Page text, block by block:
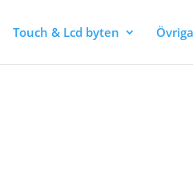
Touch & Lcd byten